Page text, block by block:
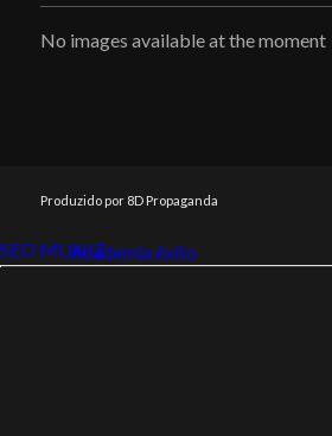
No images available at the moment
Produzido por 8D Propaganda
SEO MUNIZ
Link112Academia êxito